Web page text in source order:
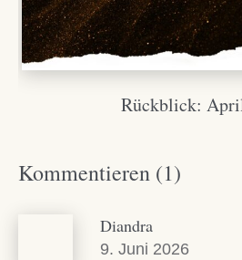
Rückblick:
Kommentieren (1)
Diandra
9. Juni 2026